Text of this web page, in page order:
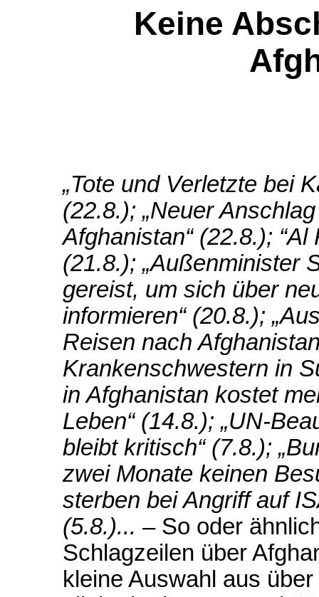
Keine
„Tote und Verletzte bei
(22.8.); „Neuer
Afghanistan“ (22.8.);
(21.8.); „Außenminister
gereist, um sich über
informieren“ (20.8.);
Reisen nach
Krankenschwestern in
in Afghanistan kostet
Leben“ (14.8.); „UN-
bleibt kritisch“ (7.8.);
zwei Monate keinen
sterben bei Angriff auf
(5.8.)... – So oder
Schlagzeilen über
kleine Auswahl aus